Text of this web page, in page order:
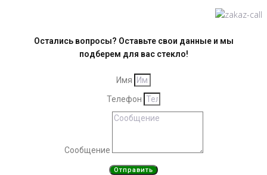
Остались вопросы? Оставьте свои данные и мы
подберем для вас стекло!
Имя
Телефон
Сообщение
Отправить